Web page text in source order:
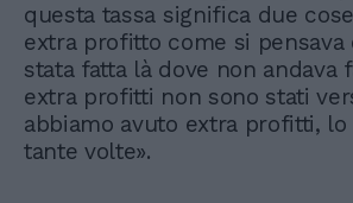
questa tassa significa due
extra profitto come si pensava
stata fatta là dove non andava
extra profitti non sono stati
abbiamo avuto extra profitti,
tante volte».